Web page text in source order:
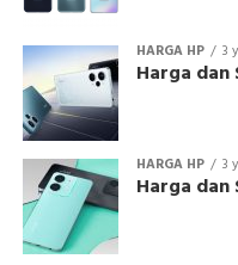
HARGA HP 3
Harga dan
HARGA HP 3
Harga dan